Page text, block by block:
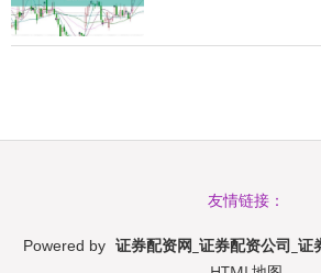
友情链接：
Powered by 证券配资网_证券配资公司_证